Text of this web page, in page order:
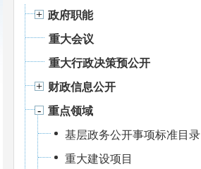
政府职能
重大会议
重大行政决策预公开
财政信息公开
重点领域
基层政务公开事项标准目录
重大建设项目